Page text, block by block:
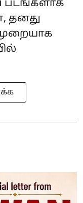
படங்களாக
தனது